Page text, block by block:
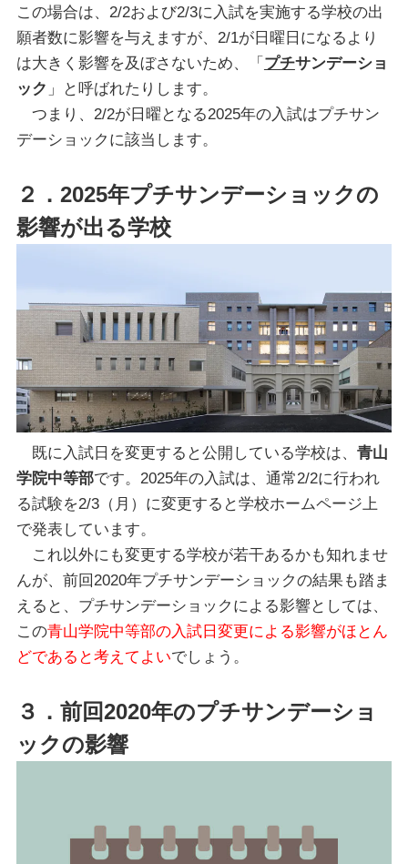
この場合は、2/2および2/3に入試を実施する学校の出
願者数に影響を与えますが、2/1が日曜日になるより
は大きく影響を及ぼさないため、「 プチサンデーショ
ック 」と呼ばれたりします。
つまり、2/2が日曜となる2025年の入試はプチサン
デーショックに該当します。
２． 2025年プチサンデーショックの
影響が出る学校
既に入試日を変更すると公開している学校は、 青山
学院中等部です。2025年の入試は、通常2/2に行われ
る試験を2/3（月）に変更すると学校ホームページ上
で発表しています。
これ以外にも変更する学校が若干あるかも知れませ
んが、前回2020年プチサンデーショックの結果も踏ま
えると、プチサンデーショックによる影響としては、
この青山学院中等部の入試日変更による影響がほとん
どであると考えてよいでしょう。
３．前回2020年のプチサンデーショ
ックの影響